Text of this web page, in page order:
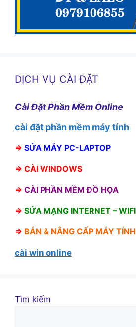
DỊCH VỤ CÀI ĐẶT
Cài Đặt Phần Mềm Online
cài đặt phần mềm máy tính
⇒ SỬA MÁY PC-LAPTOP
⇒ CÀI WINDOWS
⇒ CÀI PHẦN MỀM ĐỒ HỌA
⇒ SỬA MẠNG INTERNET – WIFI
⇒ BÁN & NÂNG CẤP MÁY TÍNH
cài win online
Tìm kiếm